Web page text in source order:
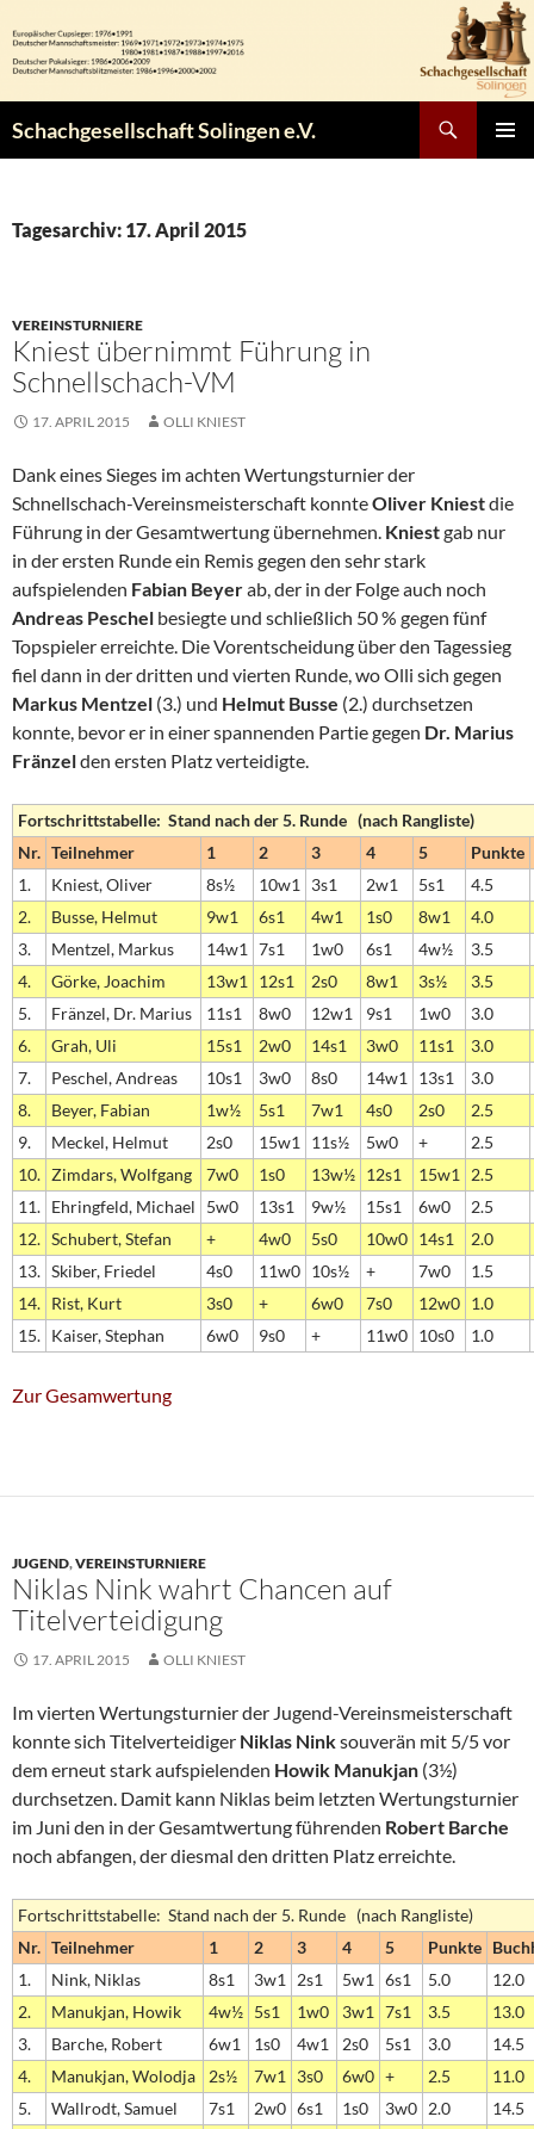
Inhalt
springen
Schachgesellschaft Solingen e.V.
Tagesarchiv: 17. April 2015
VEREINSTURNIERE
Kniest übernimmt Führung in
Schnellschach-VM
17. APRIL 2015 OLLI KNIEST
Dank eines Sieges im achten Wertungsturnier der
Schnellschach-Vereinsmeisterschaft konnteOliver Kniestdie
Führung in der Gesamtwertung übernehmen. Kniestgab nur
in der ersten Runde ein Remis gegen den sehr stark
aufspielenden Fabian Beyerab, der in der Folge auch noch
Andreas Peschel besiegte und schließlich 50 % gegen fünf
Topspieler erreichte. Die Vorentscheidung über den Tagessieg
fiel dann in der dritten und vierten Runde, wo Olli sich gegen
Markus Mentzel (3.) und Helmut Busse (2.) durchsetzen
konnte, bevor er in einer spannenden Partie gegen Dr. Marius
Fränzelden ersten Platz verteidigte.
Fortschrittstabelle: Stand nach der 5. Runde (nach Rangliste)
Nr. Teilnehmer 1 2 3 4 5
Punkte
1.
Kniest, Oliver 8s½ 10w1 3s1 2w1 5s1
4.5
2.
Busse, Helmut 9w1 6s1 4w1 1s0 8w1
4.0
3.
Mentzel, Markus 14w1 7s1 1w0 6s1 4w½
3.5
4.
Görke, Joachim 13w1 12s1 2s0 8w1 3s½
3.5
5.
Fränzel, Dr. Marius 11s1 8w0 12w1 9s1 1w0
3.0
6.
Grah, Uli 15s1 2w0 14s1 3w0 11s1
3.0
7.
Peschel, Andreas 10s1 3w0 8s0 14w1 13s1
3.0
8.
Beyer, Fabian 1w½ 5s1 7w1 4s0 2s0
2.5
9.
Meckel, Helmut 2s0 15w1 11s½ 5w0 +
2.5
10. Zimdars, Wolfgang 7w0 1s0 13w½ 12s1 15w1
2.5
11. Ehringfeld, Michael 5w0 13s1 9w½ 15s1 6w0
2.5
12. Schubert, Stefan + 4w0 5s0 10w0 14s1
2.0
13. Skiber, Friedel 4s0 11w0 10s½ + 7w0
1.5
14. Rist, Kurt 3s0 + 6w0 7s0 12w0 1.0
15. Kaiser, Stephan 6w0 9s0 + 11w0 10s0 1.0
Zur Gesamwertung
JUGEND,VEREINSTURNIERE
Niklas Nink wahrt Chancen auf
Titelverteidigung
17. APRIL 2015 OLLI KNIEST
Im vierten Wertungsturnier der Jugend-Vereinsmeisterschaft
konnte sich Titelverteidiger Niklas Ninksouverän mit 5/5 vor
dem erneut stark aufspielenden Howik Manukjan (3½)
durchsetzen. Damit kann Niklas beim letzten Wertungsturnier
im Juni den in der Gesamtwertung führenden Robert Barche
noch abfangen, der diesmal den dritten Platz erreichte.
Fortschrittstabelle: Stand nach der 5. Runde (nach Rangliste)
Nr. Teilnehmer 1 2 3 4 5 Punkte
1.
Nink, Niklas 8s1 3w1 2s1 5w1 6s1 5.0
12.0
2.
Manukjan, Howik 4w½ 5s1 1w0 3w1 7s1 3.5
13.0
3.
Barche, Robert 6w1 1s0 4w1 2s0 5s1 3.0
14.5
4.
Manukjan, Wolodja 2s½ 7w1 3s0 6w0 + 2.5
11.0
5.
Wallrodt, Samuel 7s1 2w0 6s1 1s0 3w0 2.0
14.5